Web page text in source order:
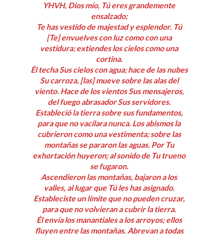
YHVH, Dios mío, Tú eres grandemente
ensalzado;
Te has vestido de majestad y esplendor. Tú
[Te] envuelves con luz como con una
vestidura; extiendes los cielos como una
cortina.
Él techa Sus cielos con agua; hace de las nubes
Su carroza, [las] mueve sobre las alas del
viento. Hace de los vientos Sus mensajeros,
del fuego abrasador Sus servidores.
Estableció la tierra sobre sus fundamentos,
para que no vacilara nunca. Los abismos la
cubrieron como una vestimenta; sobre las
montañas se pararon las aguas. Por Tu
exhortación huyeron; al sonido de Tu trueno
se fugaron.
Ascendieron las montañas, bajaron a los
valles, al lugar que Tú les has asignado.
Estableciste un límite que no pueden cruzar,
para que no volvieran a cubrir la tierra.
Él envía los manantiales a los arroyos; ellos
fluyen entre las montañas. Abrevan a todas